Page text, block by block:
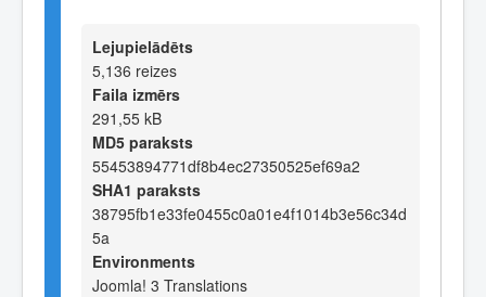
Lejupielādēts
5,136 reizes
Faila izmērs
291,55 kB
MD5 paraksts
55453894771df8b4ec27350525ef69a2
SHA1 paraksts
38795fb1e33fe0455c0a01e4f1014b3e56c34d
5a
Environments
Joomla! 3 Translations